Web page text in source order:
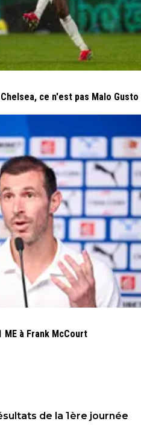
ce n'est pas Malo Gusto
à Frank McCourt
de la 1ère journée